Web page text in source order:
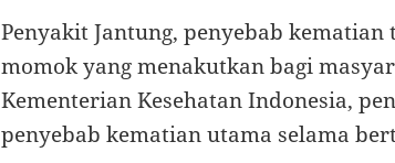
Penyakit Jantung, penyebab
momok yang menakutkan bagi
Kementerian Kesehatan Indonesia,
penyebab kematian utama selama